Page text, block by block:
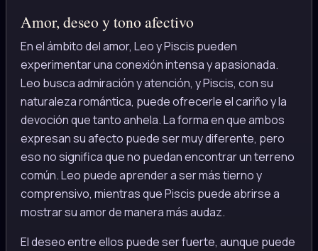
Amor, deseo y tono afectivo
En el ámbito del amor, Leo y Piscis pueden
experimentar una conexión intensa y apasionada.
Leo busca admiración y atención, y Piscis, con su
naturaleza romántica, puede ofrecerle el cariño y la
devoción que tanto anhela. La forma en que ambos
expresan su afecto puede ser muy diferente, pero
eso no significa que no puedan encontrar un terreno
común. Leo puede aprender a ser más tierno y
comprensivo, mientras que Piscis puede abrirse a
mostrar su amor de manera más audaz.
El deseo entre ellos puede ser fuerte, aunque puede